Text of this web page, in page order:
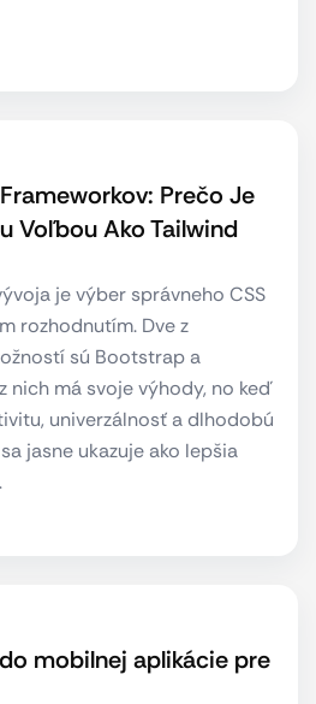
Prečo Je
Voľbou Ako Tailwind
je výber správneho CSS
rozhodnutím. Dve z
sú Bootstrap a
nich má svoje výhody, no keď
univerzálnosť a dlhodobú
jasne ukazuje ako lepšia
mobilnej aplikácie pre